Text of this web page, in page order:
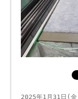
2025年1月31日(